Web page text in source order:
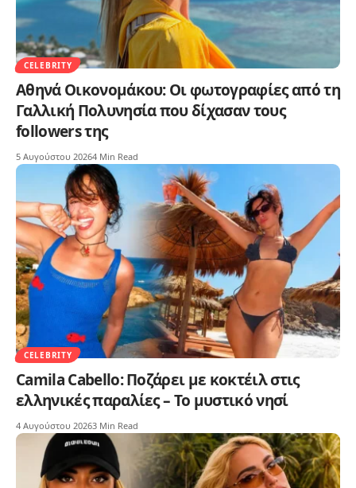
CELEBRITY
Αθηνά Οικονομάκου: Οι φωτογραφίες από τη
Γαλλική Πολυνησία που δίχασαν τους
followers της
5 Αυγούστου 20264 Min Read
CELEBRITY
Camila Cabello: Ποζάρει με κοκτέιλ στις
ελληνικές παραλίες – Το μυστικό νησί
4 Αυγούστου 20263 Min Read